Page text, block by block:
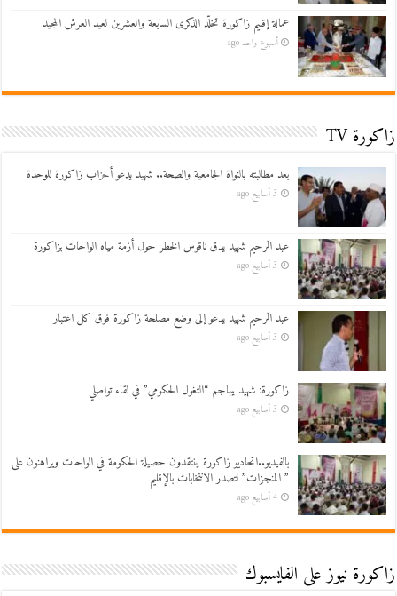
عمالة إقليم زاكورة تخلّد الذكرى السابعة والعشرين لعيد العرش المجيد
أسبوع واحد ago
زاكورة TV
بعد مطالبته بالنواة الجامعية والصحة.. شهيد يدعو أحزاب زاكورة للوحدة
3 أسابيع ago
عبد الرحيم شهيد يدق ناقوس الخطر حول أزمة مياه الواحات بزاكورة
3 أسابيع ago
عبد الرحيم شهيد يدعو إلى وضع مصلحة زاكورة فوق كل اعتبار
3 أسابيع ago
زاكورة: شهيد يهاجم “التغول الحكومي” في لقاء تواصلي
3 أسابيع ago
بالفيديو..اتحاديو زاكورة ينتقدون حصيلة الحكومة في الواحات ويراهنون على
” المنجزات” لتصدر الانتخابات بالإقليم
4 أسابيع ago
زاكورة نيوز على الفايسبوك